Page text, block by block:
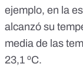
ejemplo, en la
alcanzó su
media de las
23,1 ºC.